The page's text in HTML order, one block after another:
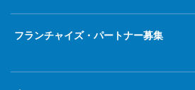
フランチャイズ・パートナー募集